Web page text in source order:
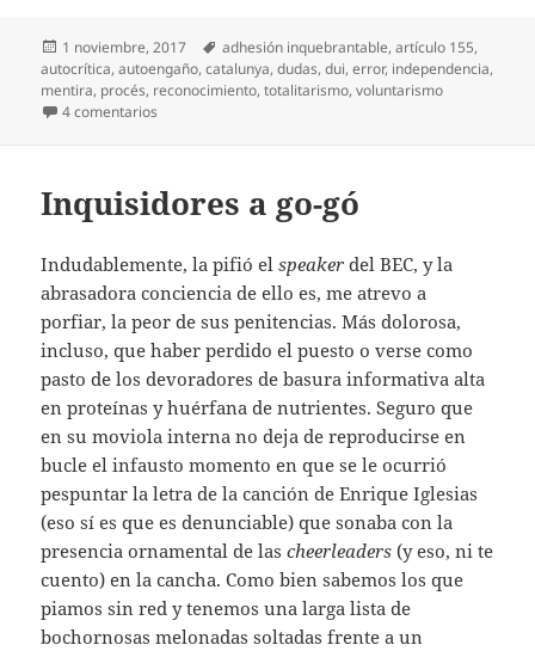
Publicado
el
1 noviembre, 2017 Etiquetas
adhesión inquebrantable,artículo 155,
autocrítica,autoengaño,catalunya,dudas,dui,error, independencia,
mentira, procés, reconocimiento,totalitarismo,voluntarismo
4 comentarios
Inquisidores a go-gó
Indudablemente, la pifió elspeaker del BEC, y la
abrasadora conciencia de ello es, me atrevo a
porfiar, la peor de sus penitencias. Más dolorosa,
incluso, que haber perdido el puesto o verse como
pasto de los devoradores de basura informativa alta
en proteínas y huérfana de nutrientes. Seguro que
en su moviola interna no deja de reproducirse en
bucle el infausto momento en que se le ocurrió
pespuntar la letra de la canción de Enrique Iglesias
(eso sí es que es denunciable) que sonaba con la
presencia ornamental de lascheerleaders (y eso, ni te
cuento) en la cancha. Como bien sabemos los que
piamos sin red y tenemos una larga lista de
bochornosas melonadas soltadas frente a un